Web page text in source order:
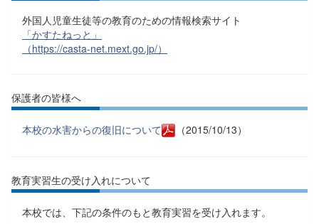
外国人児童生徒等の教育のための情報検索サイト
「かすたねっと」
（https://casta-net.mext.go.jp/）
保護者の皆様へ
本校の水害からの復旧について （2015/10/13）
教育実習生の受け入れについて
本校では、下記の条件のもと教育実習を受け入れます。